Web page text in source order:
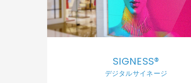
SIGNESS®
デジタルサイネージ